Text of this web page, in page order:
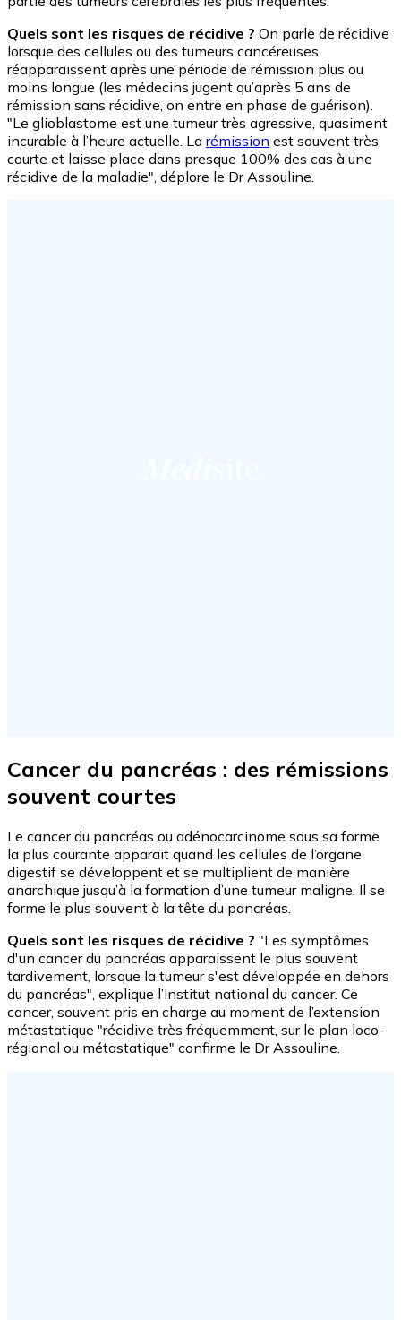
Quels sont les risques de récidive ? On parle de récidive
lorsque des cellules ou des tumeurs cancéreuses
réapparaissent après une période de rémission plus ou
moins longue (les médecins jugent qu’après 5 ans de
rémission sans récidive, on entre en phase de guérison).
"Le glioblastome est une tumeur très agressive, quasiment
incurable à l’heure actuelle. La rémission est souvent très
courte et laisse place dans presque 100% des cas à une
récidive de la maladie", déplore le Dr Assouline.
Cancer du pancréas : des rémissions
souvent courtes
Le cancer du pancréas ou adénocarcinome sous sa forme
la plus courante apparait quand les cellules de l’organe
digestif se développent et se multiplient de manière
anarchique jusqu’à la formation d’une tumeur maligne. Il se
forme le plus souvent à la tête du pancréas.
Quels sont les risques de récidive ? "Les symptômes
d'un cancer du pancréas apparaissent le plus souvent
tardivement, lorsque la tumeur s'est développée en dehors
du pancréas", explique l’Institut national du cancer. Ce
cancer, souvent pris en charge au moment de l’extension
métastatique "récidive très fréquemment, sur le plan loco-
régional ou métastatique" confirme le Dr Assouline.